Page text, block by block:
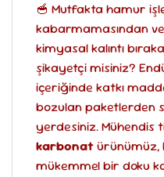
🥣 Mutfakta hamur
kabarmamasından
kimyasal kalıntı
şikayetçi misiniz?
içeriğinde katkı
bozulan paketlerden
yerdesiniz. Mühendis
karbonat
mükemmel bir doku